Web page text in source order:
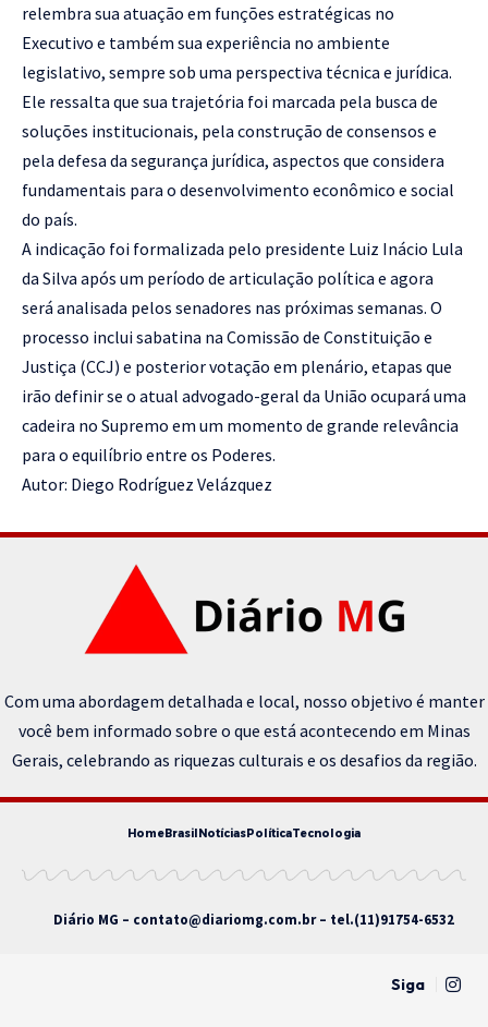
relembra sua atuação em funções estratégicas no
Executivo e também sua experiência no ambiente
legislativo, sempre sob uma perspectiva técnica e jurídica.
Ele ressalta que sua trajetória foi marcada pela busca de
soluções institucionais, pela construção de consensos e
pela defesa da segurança jurídica, aspectos que considera
fundamentais para o desenvolvimento econômico e social
do país.
A indicação foi formalizada pelo presidente Luiz Inácio Lula
da Silva após um período de articulação política e agora
será analisada pelos senadores nas próximas semanas. O
processo inclui sabatina na Comissão de Constituição e
Justiça (CCJ) e posterior votação em plenário, etapas que
irão definir se o atual advogado-geral da União ocupará uma
cadeira no Supremo em um momento de grande relevância
para o equilíbrio entre os Poderes.
Autor: Diego Rodríguez Velázquez
Com uma abordagem detalhada e local, nosso objetivo é manter
você bem informado sobre o que está acontecendo em Minas
Gerais, celebrando as riquezas culturais e os desafios da região.
HomeBrasilNotíciasPolíticaTecnologia
Diário MG – contato@diariomg.com.br– tel.(11)91754-6532
Siga